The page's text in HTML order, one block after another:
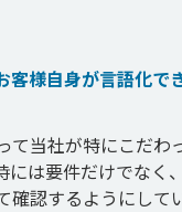
様自身が言語化
当社が特にこだ
には要件だけでな
認するようにして